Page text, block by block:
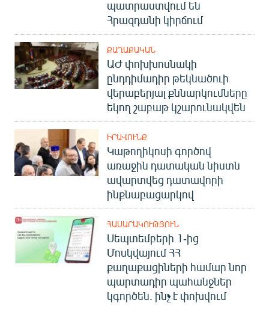
պատրաստվում են
Հրազդանի կիրճում
ՔԱՂԱՔԱԿԱՆ
ԱԺ փոխխոսնակի
ընդդիմադիր թեկնածուի
վերաբերյալ քննարկումները
եկող շաբաթ կշարունակվեն
ԻՐԱՎՈՒՆՔ
Կաթողիկոսի գործով
առաջին դատական նիստն
ավարտվեց դատավորի
ինքնաբացարկով
ՀԱՍԱՐԱԿՈՒԹՅՈՒՆ
Սեպտեմբերի 1-ից
Մոսկվայում ՀՀ
քաղաքացիների համար նոր
պարտադիր պահանջներ
կգործեն. ինչ է փոխվում